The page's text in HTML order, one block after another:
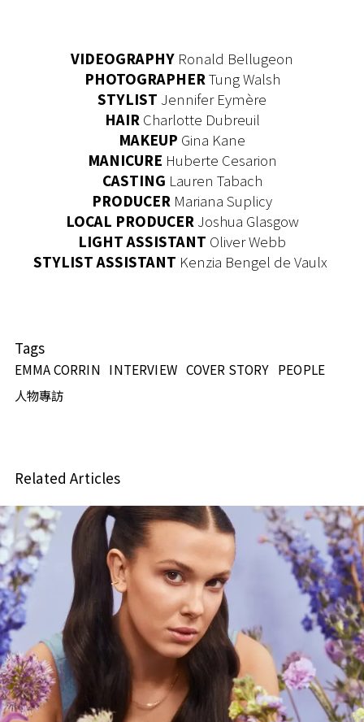
VIDEOGRAPHY Ronald Bellugeon
PHOTOGRAPHERTung Walsh
STYLIST Jennifer Eymère
HAIR Charlotte Dubreuil
MAKEUP Gina Kane
MANICURE Huberte Cesarion
CASTING Lauren Tabach
PRODUCER Mariana Suplicy
LOCAL PRODUCERJoshua Glasgow
LIGHT ASSISTANT Oliver Webb
STYLIST ASSISTANT Kenzia Bengel de Vaulx
Tags
EMMA CORRIN INTERVIEW COVER STORY PEOPLE
人物專訪
Related Articles